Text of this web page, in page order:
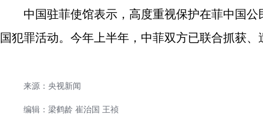
中国驻菲使馆表示，高度重视保护在菲中国
国犯罪活动。今年上半年，中菲双方已联合抓获
来源：央视新闻
编辑：梁鹤龄 崔治国 王祯